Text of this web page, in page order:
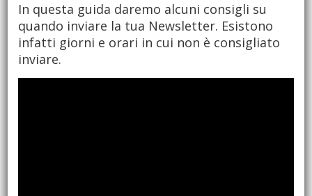
In questa guida daremo alcuni consigli su
quando inviare la tua Newsletter. Esistono
infatti giorni e orari in cui non è consigliato
inviare.